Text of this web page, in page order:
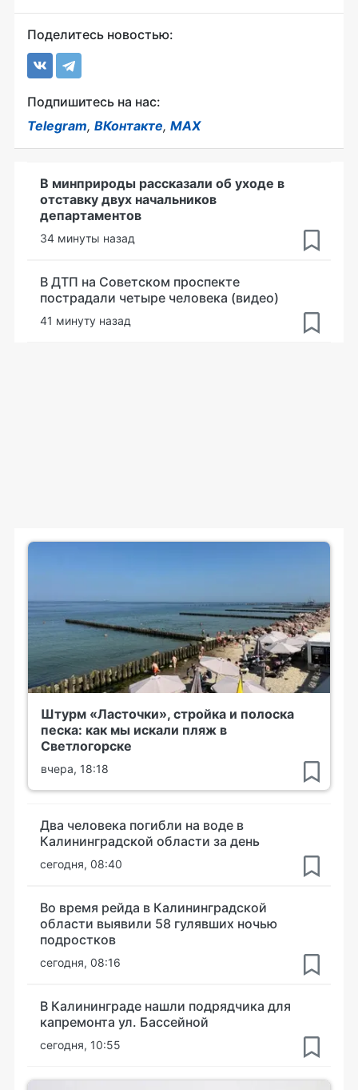
Поделитесь новостью:
Подпишитесь на нас:
Telegram, ВКонтакте, MAX
В минприроды рассказали об уходе в
отставку двух начальников
департаментов
34 минуты назад
В ДТП на Советском проспекте
пострадали четыре человека (видео)
41 минуту назад
Штурм «Ласточки», стройка и полоска
песка: как мы искали пляж в
Светлогорске
вчера, 18:18
Два человека погибли на воде в
Калининградской области за день
сегодня, 08:40
Во время рейда в Калининградской
области выявили 58 гулявших ночью
подростков
сегодня, 08:16
В Калининграде нашли подрядчика для
капремонта ул. Бассейной
сегодня, 10:55